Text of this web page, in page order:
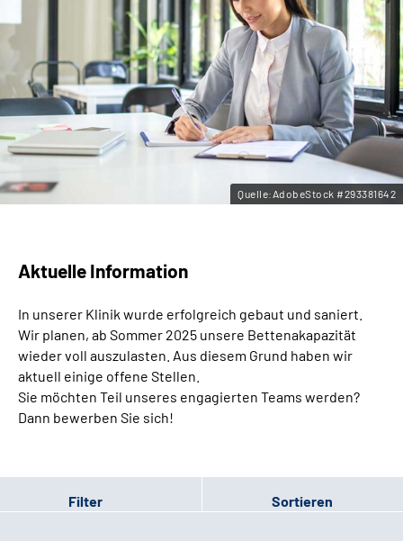
Leichte Sprache
Gebärdensprache
Quelle:AdobeStock #293381642
Aktuelle Information
In unserer Klinik wurde erfolgreich gebaut und saniert.
Wir planen, ab Sommer 2025 unsere Bettenakapazität
wieder voll auszulasten. Aus diesem Grund haben wir
aktuell einige offene Stellen.
Sie möchten Teil unseres engagierten Teams werden?
Dann bewerben Sie sich!
Filter Sortieren